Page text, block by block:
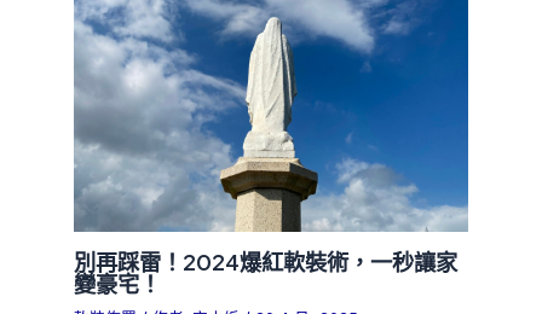
別再踩雷！2024爆紅軟裝術，一秒讓家
變豪宅！